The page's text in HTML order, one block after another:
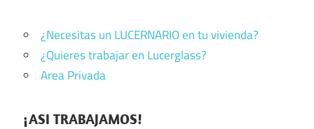
¿Necesitas un LUCERNARIO en tu vivienda?
¿Quieres trabajar en Lucerglass?
Area Privada
¡ASI TRABAJAMOS!